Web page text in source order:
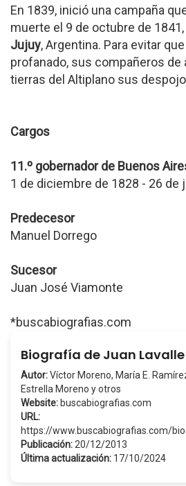
En 1839, inició una campaña
muerte el 9 de octubre de 1841,
Jujuy, Argentina. Para evitar
profanado, sus compañeros de
tierras del Altiplano sus
Cargos
11.º gobernador de Buenos
1 de diciembre de 1828 - 26 de
Predecesor
Manuel Dorrego
Sucesor
Juan José Viamonte
*buscabiografias.com
Biografía de Juan Lavalle
Autor:Víctor Moreno, María E.
Estrella Moreno y otros
Website: buscabiografias.com
URL:
https://www.buscabiografias.com/
Publicación: 20/12/2013
Última actualización: 17/10/2024